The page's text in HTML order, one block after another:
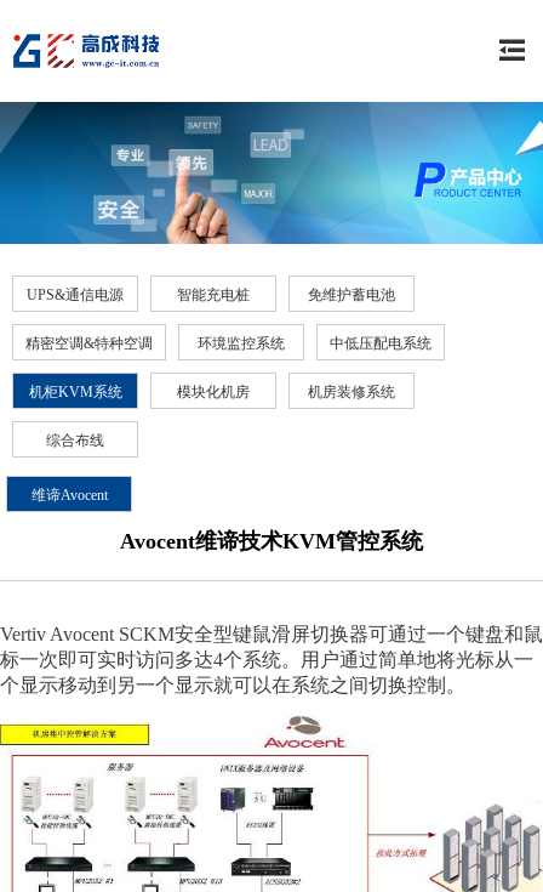
UPS&通信电源 智能充电桩 免维护蓄电池
精密空调&特种空调 环境监控系统 中低压配电系统
机柜KVM系统 模块化机房 机房装修系统
综合布线
维谛Avocent
Avocent维谛技术KVM管控系统
Vertiv Avocent SCKM安全型键鼠滑屏切换器可通过一个键盘和鼠
标一次即可实时访问多达4个系统。用户通过简单地将光标从一
个显示移动到另一个显示就可以在系统之间切换控制。